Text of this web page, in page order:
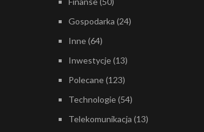
Gospodarka (24)
Inne(64)
Inwestycje(13)
Polecane(123)
Technologie(54)
Telekomunikacja (13)